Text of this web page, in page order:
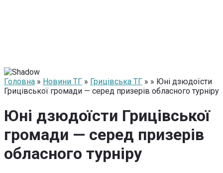
Головна » Новини ТГ » Грицівська ТГ » » Юні дзюдоїсти
Грицівської громади — серед призерів обласного турніру
Юні дзюдоїсти Грицівської
громади — серед призерів
обласного турніру